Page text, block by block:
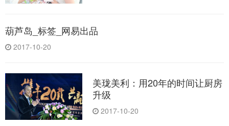
葫芦岛_标签_网易出品
2017-10-20
美珑美利：用20年的时间让厨房
升级
2017-10-20